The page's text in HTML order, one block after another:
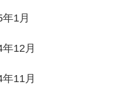
1月
12月
11月